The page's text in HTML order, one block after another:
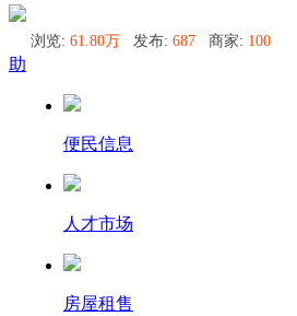
浏览: 61.80万 发布: 687 商家: 100
助
便民信息
人才市场
房屋租售